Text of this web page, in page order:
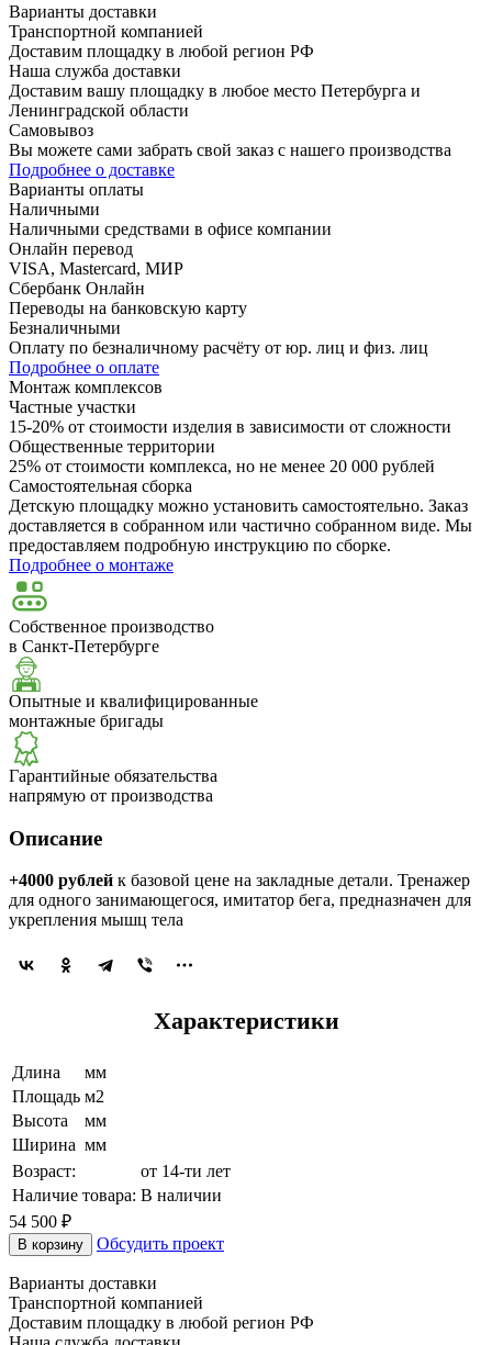
Варианты доставки
Транспортной компанией
Доставим площадку в любой регион РФ
Наша служба доставки
Доставим вашу площадку в любое место Петербурга и
Ленинградской области
Самовывоз
Вы можете сами забрать свой заказ с нашего производства
Подробнее о доставке
Варианты оплаты
Наличными
Наличными средствами в офисе компании
Онлайн перевод
VISA, Mastercard, МИР
Сбербанк Онлайн
Переводы на банковскую карту
Безналичными
Оплату по безналичному расчёту от юр. лиц и физ. лиц
Подробнее о оплате
Монтаж комплексов
Частные участки
15-20% от стоимости изделия в зависимости от сложности
Общественные территории
25% от стоимости комплекса, но не менее 20 000 рублей
Самостоятельная сборка
Детскую площадку можно установить самостоятельно. Заказ
доставляется в собранном или частично собранном виде. Мы
предоставляем подробную инструкцию по сборке.
Подробнее о монтаже
Собственное производство
в Санкт-Петербурге
Опытные и квалифицированные
монтажные бригады
Гарантийные обязательства
напрямую от производства
Описание
+4000 рублей к базовой цене на закладные детали. Тренажер
для одного занимающегося, имитатор бега, предназначен для
укрепления мышц тела
Характеристики
Длина
мм
Площадь м2
Высота
мм
Ширина мм
Возраст:
от 14-ти лет
Наличие товара: В наличии
54 500 ₽
В корзину Обсудить проект
Варианты доставки
Транспортной компанией
Доставим площадку в любой регион РФ